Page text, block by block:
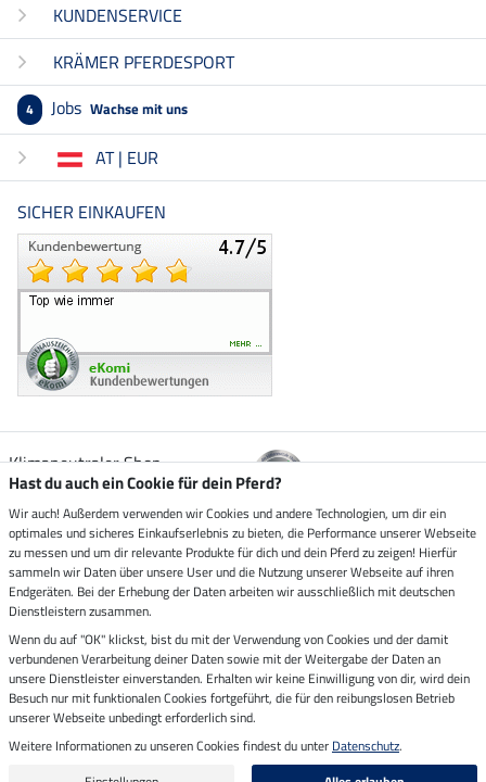
KUNDENSERVICE
KRÄMER PFERDESPORT
4 Jobs Wachse mit uns
AT | EUR
SICHER EINKAUFEN
Klimaneutraler Shop
Zustellung durch
Sicher bezahlen mit
Vorkasse
Impressum
Letzte Aktualisierung am 08.08.2026 um 14:33
Hast du auch ein Cookie für dein Pferd?
Wir auch! Außerdem verwenden wir Cookies und andere Technologien, um dir ein
optimales und sicheres Einkaufserlebnis zu bieten, die Performance unserer Webseite
zu messen und um dir relevante Produkte für dich und dein Pferd zu zeigen! Hierfür
sammeln wir Daten über unsere User und die Nutzung unserer Webseite auf ihren
Endgeräten. Bei der Erhebung der Daten arbeiten wir ausschließlich mit deutschen
Dienstleistern zusammen.
Wenn du auf "OK" klickst, bist du mit der Verwendung von Cookies und der damit
verbundenen Verarbeitung deiner Daten sowie mit der Weitergabe der Daten an
unsere Dienstleister einverstanden. Erhalten wir keine Einwilligung von dir, wird dein
Besuch nur mit funktionalen Cookies fortgeführt, die für den reibungslosen Betrieb
unserer Webseite unbedingt erforderlich sind.
Weitere Informationen zu unseren Cookies findest du unter Datenschutz.